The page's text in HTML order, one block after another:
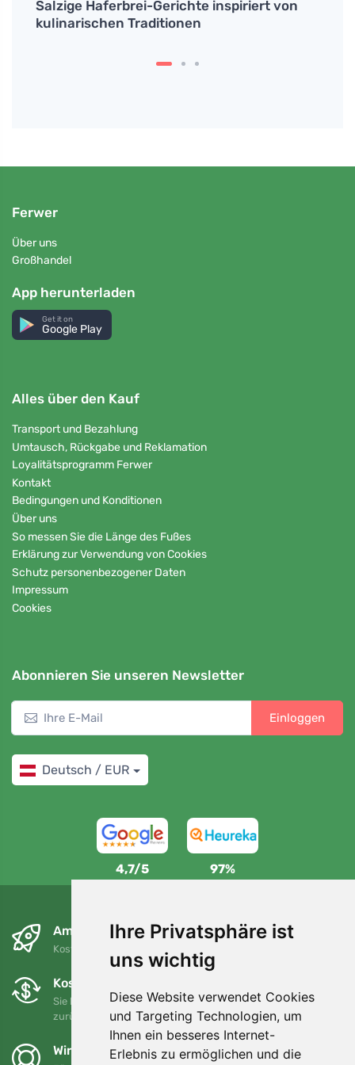
Ihre Privatsphäre ist
uns wichtig
Diese Website verwendet Cookies
und Targeting Technologien, um
Ihnen ein besseres Internet-
Erlebnis zu ermöglichen und die
Salzige Haferbrei-Gerichte inspiriert von
kulinarischen Traditionen
Ferwer
Über uns
Großhandel
App herunterladen
Get it on
Google Play
Alles über den Kauf
Transport und Bezahlung
Umtausch, Rückgabe und Reklamation
Loyalitätsprogramm Ferwer
Kontakt
Bedingungen und Konditionen
Über uns
So messen Sie die Länge des Fußes
Erklärung zur Verwendung von Cookies
Schutz personenbezogener Daten
Impressum
Cookies
Abonnieren Sie unseren Newsletter
Einloggen
Deutsch / EUR
4,7/5 97%
Am nächsten Tag und kostenlos
Kostenloser Versand für Bestellungen über 80 EUR
Kostenloser Umtausch und Rückgabe
Sie können Ihre Bestellung jederzeit innerhalb von 90 Tagen
zurückgeben oder umtauschen.
Wir unterstützen Trees.org